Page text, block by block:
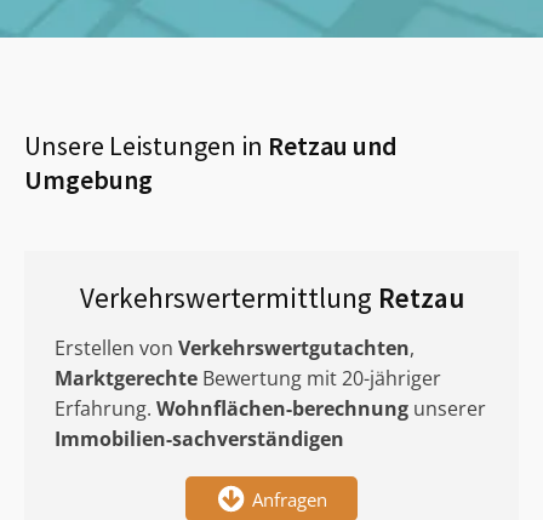
Unsere Leistungen in Retzau und
Umgebung
Verkehrswertermittlung Retzau
Erstellen von Verkehrswertgutachten,
Marktgerechte Bewertung mit 20-jähriger
Erfahrung. Wohnflächen-berechnung unserer
Immobilien-sachverständigen
Anfragen